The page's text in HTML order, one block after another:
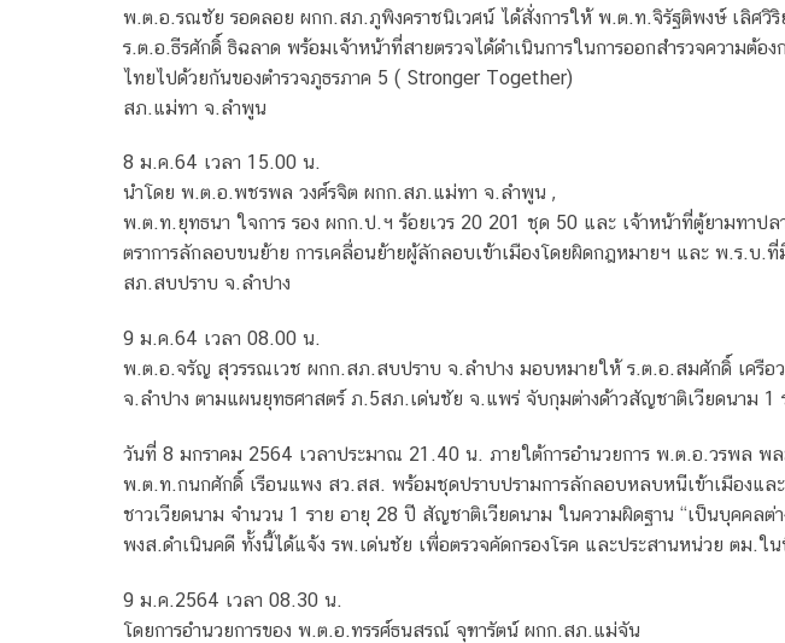
พ.ต.อ.รณชัย รอดลอย ผกก.สภ.ภูพิงคราชนิเวศน์ ได้สั่งการให้ พ.ต.ท.จิรัฐติพงษ์ เลิศ
ร.ต.อ.ธีรศักดิ์ ธิฉลาด พร้อมเจ้าหน้าที่สายตรวจได้ดำเนินการในการออกสำรวจความต้
ไทยไปด้วยกัน​ของตำรวจภูธรภาค​ 5 ( Stronger Together)
สภ.แม่ทา จ.ลำพูน
8 ม.ค.64 เวลา 15.00 น.
นำโดย พ.ต.อ.พชรพล วงศ์รจิต ผกก.สภ.แม่ทา จ.ลำพูน ,
พ.ต.ท.ยุทธนา ใจการ รอง ผกก.ป.ฯ ร้อยเวร 20 201 ชุด 50 และ เจ้าหน้าที่ตู้ยามทาป
ตราการลักลอบขนย้าย การเคลื่อนย้ายผู้ลักลอบเข้าเมืองโดยผิดกฎหมายฯ และ พ.ร.
สภ.สบปราบ จ.ลำปาง
9 ม.ค.64 เวลา 08.00 น.
พ.ต.อ.จรัญ สุวรรณเวช ผกก.สภ.สบปราบ จ.ลำปาง มอบหมายให้ ร.ต.อ.สมศักดิ์ เครือ
จ.ลำปาง ตามแผนยุทธศาสตร์ ภ.5สภ.เด่นชัย จ.แพร่ จับกุมต่างด้าวสัญชาติเวียดนาม 1
วันที่ 8 มกราคม 2564 เวลาประมาณ 21.40 น. ภายใต้การอำนวยการ พ.ต.อ.วรพ
พ.ต.ท.กนกศักดิ์ เรือนแพง สว.สส. พร้อมชุดปราบปรามการลักลอบหลบหนีเข้าเมืองแล
ชาวเวียดนาม จำนวน 1 ราย อายุ 28 ปี สัญชาติเวียดนาม ในความผิดฐาน “เป็นบุคคล
พงส.ดำเนินคดี ทั้งนี้ได้แจ้ง รพ.เด่นชัย เพื่อตรวจคัดกรองโรค และประสานหน่วย ตม.
9 ม.ค.2564 เวลา 08.30 น.
โดยการอำนวยการของ พ.ต.อ.ทรรศ์ธนสรณ์ จุฑารัตน์ ผกก.สภ.แม่จัน